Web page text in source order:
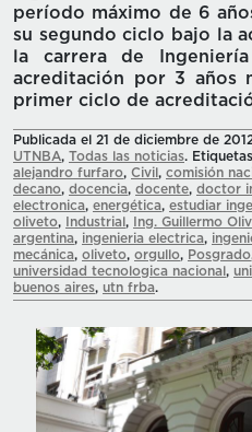
período máximo de 6
su segundo ciclo bajo la
la carrera de
acreditación por 3 años
primer ciclo de
Publicada el 21 de diciembre de
UTNBA, Todas las noticias.
alejandro furfaro, Civil , comisión
decano, docencia, docente, doctor
electronica, energética, estudiar
oliveto, Industrial , Ing. Guillermo
argentina, ingenieria electrica,
mecánica, oliveto, orgullo, Posgrado
universidad tecnologica nacional ,
buenos aires, utn frba.